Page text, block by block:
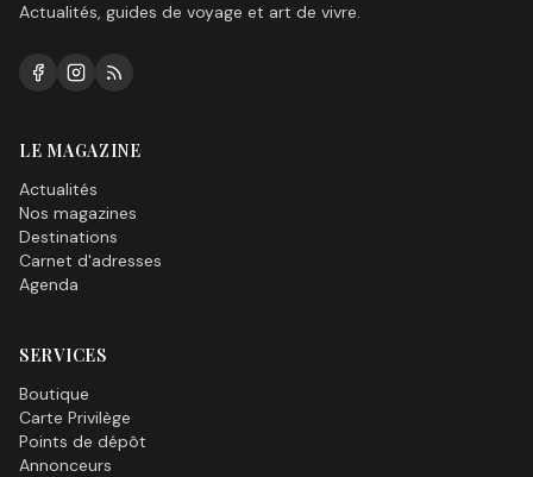
Actualités, guides de voyage et art de vivre.
LE MAGAZINE
Actualités
Nos magazines
Destinations
Carnet d'adresses
Agenda
SERVICES
Boutique
Carte Privilège
Points de dépôt
Annonceurs